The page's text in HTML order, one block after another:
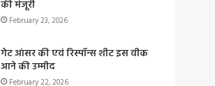
की मंजूरी
February 23, 2026
गेट आंसर की एवं रिस्पॉन्स शीट इस वीक
आने की उम्मीद
February 22, 2026